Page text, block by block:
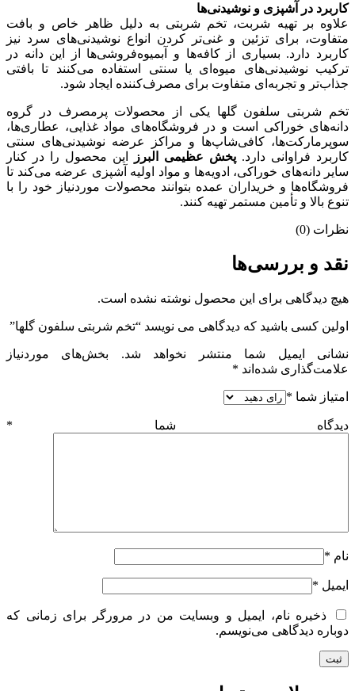
کاربرد در آشپزی و نوشیدنی‌ها
علاوه بر تهیه شربت، تخم شربتی به دلیل ظاهر خاص و بافت
متفاوت، برای تزئین و غنی‌تر کردن انواع نوشیدنی‌های سرد نیز
کاربرد دارد. بسیاری از کافه‌ها و آبمیوه‌فروشی‌ها از این دانه در
ترکیب نوشیدنی‌های میوه‌ای یا سنتی استفاده می‌کنند تا بافتی
جذاب‌تر و تجربه‌ای متفاوت برای مصرف‌کننده ایجاد شود.
تخم شربتی سلفون گلها یکی از محصولات پرمصرف در گروه
دانه‌های خوراکی است و در فروشگاه‌های مواد غذایی، عطاری‌ها،
سوپرمارکت‌ها، کافی‌شاپ‌ها و مراکز عرضه نوشیدنی‌های سنتی
کاربرد فراوانی دارد. پخش عظیمی البرز
این محصول را در کنار
سایر دانه‌های خوراکی، ادویه‌ها و مواد اولیه آشپزی عرضه می‌کند تا
فروشگاه‌ها و خریداران عمده بتوانند محصولات موردنیاز خود را با
تنوع بالا و تأمین مستمر تهیه کنند.
نظرات (0)
نقد و بررسی‌ها
هیچ دیدگاهی برای این محصول نوشته نشده است.
اولین کسی باشید که دیدگاهی می نویسد “تخم شربتی سلفون گلها”
نشانی ایمیل شما منتشر نخواهد شد.
بخش‌های موردنیاز
علامت‌گذاری شده‌اند *
امتیاز شما *
دیدگاه شما *
نام *
ایمیل *
ذخیره نام، ایمیل و وبسایت من در مرورگر برای زمانی که
دوباره دیدگاهی می‌نویسم.